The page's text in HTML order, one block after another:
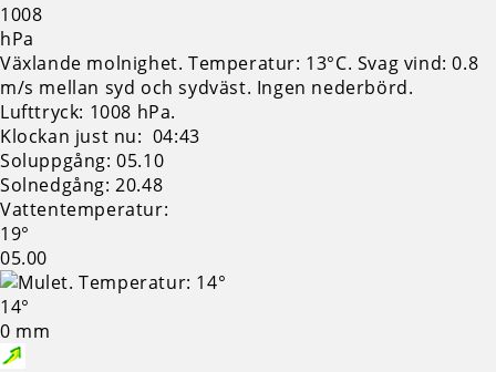
1008
hPa
Växlande molnighet. Temperatur: 13°C. Svag vind: 0.8
m/s mellan syd och sydväst. Ingen nederbörd.
Lufttryck: 1008 hPa.
Klockan just nu: 04:43
Soluppgång: 05.10
Solnedgång: 20.48
Vattentemperatur:
19°
05.00
14°
0 mm